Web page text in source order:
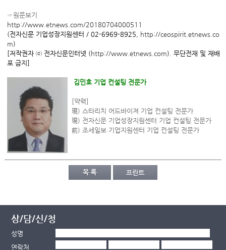
☞원문보기
http://www.etnews.com/20180704000511
(전자신문 기업성장지원센터 / 02-6969-8925,
http://ceospirit.etnews.co
m)
[저작권자 ⓒ 전자신문인터넷 (http://www.etnews.com). 무단전재 및 재배
포 금지]
김민호 기업 컨설팅 전문가
[약력]
現) 스타리치 어드바이져 기업 컨설팅 전문가
現) 전자신문 기업성장지원센터 기업 컨설팅 전문가
前) 조세일보 기업지원센터 기업 컨설팅 전문가
상/담/신/청
성명
연락처